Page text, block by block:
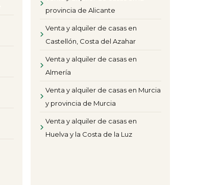
provincia de Alicante
Venta y alquiler de casas en
Castellón, Costa del Azahar
Venta y alquiler de casas en
Almería
Venta y alquiler de casas en Murcia
y provincia de Murcia
Venta y alquiler de casas en
Huelva y la Costa de la Luz